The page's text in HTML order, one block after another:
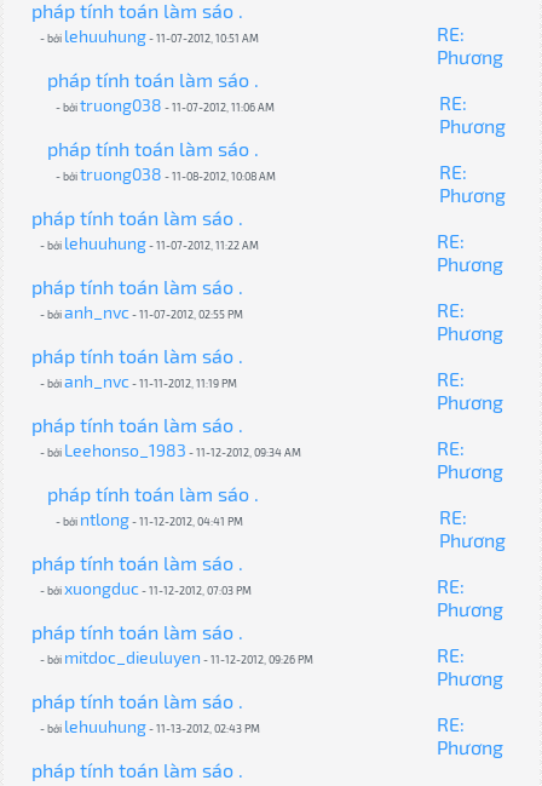
pháp tính toán làm sáo .
- bởi lehuuhung- 11-07-2012, 10:51 AM
RE:
Phương
pháp tính toán làm sáo .
- bởitruong038 - 11-07-2012, 11:06 AM
RE:
Phương
pháp tính toán làm sáo .
- bởitruong038 - 11-08-2012, 10:08 AM
RE:
Phương
pháp tính toán làm sáo .
- bởi lehuuhung- 11-07-2012, 11:22 AM
RE:
Phương
pháp tính toán làm sáo .
- bởianh_nvc- 11-07-2012, 02:55 PM
RE:
Phương
pháp tính toán làm sáo .
- bởianh_nvc- 11-11-2012, 11:19 PM
RE:
Phương
pháp tính toán làm sáo .
- bởi Leehonso_1983 - 11-12-2012, 09:34 AM
RE:
Phương
pháp tính toán làm sáo .
- bởi ntlong- 11-12-2012, 04:41 PM
RE:
Phương
pháp tính toán làm sáo .
- bởixuongduc- 11-12-2012, 07:03 PM
RE:
Phương
pháp tính toán làm sáo .
- bởi mitdoc_dieuluyen - 11-12-2012, 09:26 PM
RE:
Phương
pháp tính toán làm sáo .
- bởi lehuuhung- 11-13-2012, 02:43 PM
RE:
Phương
pháp tính toán làm sáo .